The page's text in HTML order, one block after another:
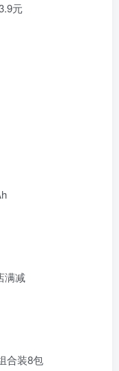
元
满减
合装8包